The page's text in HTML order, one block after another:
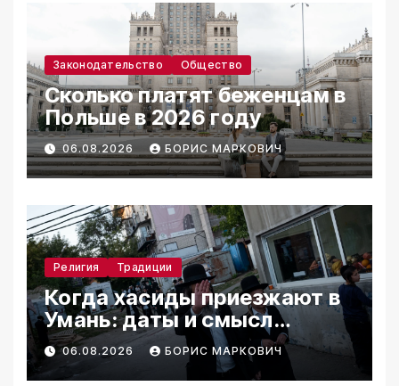
Законодательство Общество
Сколько платят беженцам в
Польше в 2026 году
06.08.2026 БОРИС МАРКОВИЧ
Религия Традиции
Когда хасиды приезжают в
Умань: даты и смысл
паломничества
06.08.2026 БОРИС МАРКОВИЧ